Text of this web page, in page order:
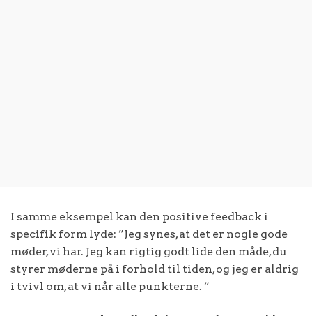
I samme eksempel kan den positive feedback i
specifik form lyde: ”Jeg synes, at det er nogle gode
møder, vi har. Jeg kan rigtig godt lide den måde, du
styrer møderne på i forhold til tiden, og jeg er aldrig
i tvivl om, at vi når alle punkterne. ”